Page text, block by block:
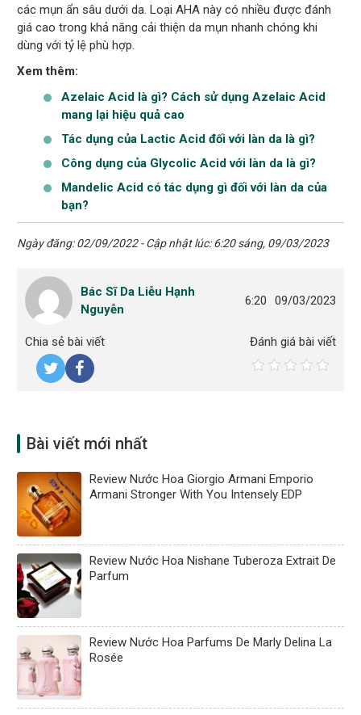
các mụn ẩn sâu dưới da. Loại AHA này có nhiều được đánh
giá cao trong khả năng cải thiện da mụn nhanh chóng khi
dùng với tỷ lệ phù hợp.
Xem thêm:
Azelaic Acid là gì? Cách sử dụng Azelaic Acid
mang lại hiệu quả cao
Tác dụng của Lactic Acid đối với làn da là gì?
Công dụng của Glycolic Acid với làn da là gì?
Mandelic Acid có tác dụng gì đối với làn da của
bạn?
Ngày đăng: 02/09/2022 - Cập nhật lúc: 6:20 sáng, 09/03/2023
Bác Sĩ Da Liễu Hạnh
Nguyễn
6:20 09/03/2023
Chia sẻ bài viết Đánh giá bài viết
Bài viết mới nhất
Review Nước Hoa Giorgio Armani Emporio
Armani Stronger With You Intensely EDP
Review Nước Hoa Nishane Tuberoza Extrait De
Parfum
Review Nước Hoa Parfums De Marly Delina La
Rosée